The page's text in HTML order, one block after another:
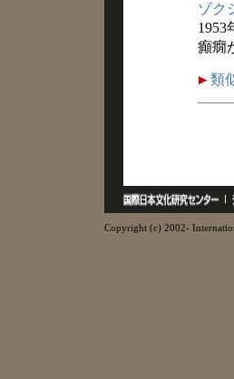
ゾク
1953
癲癇
類
Copyright (c) 2002-